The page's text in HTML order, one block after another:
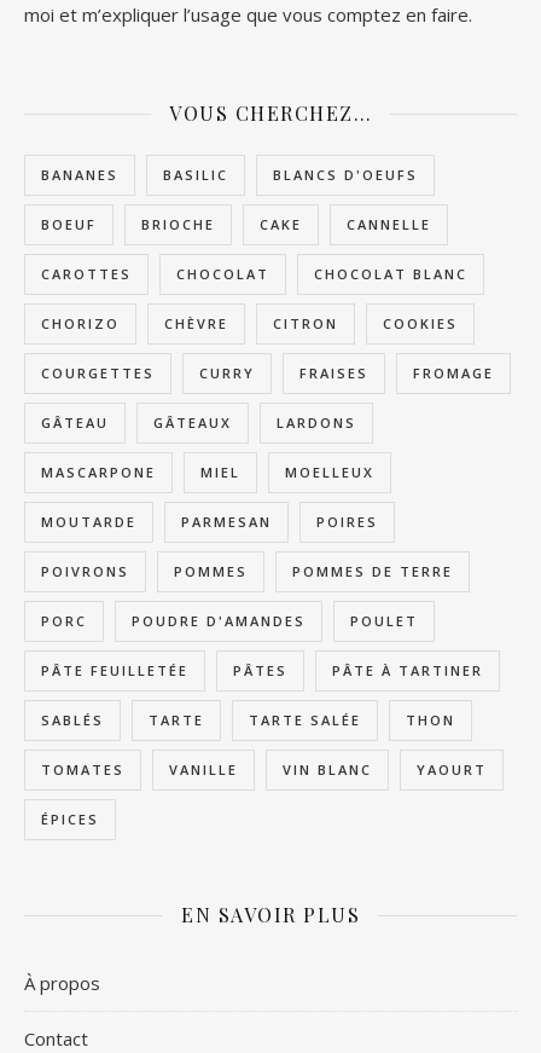
moi et m’expliquer l’usage que vous comptez en faire.
VOUS CHERCHEZ…
BANANES BASILIC BLANCS D'OEUFS
BOEUF BRIOCHE CAKE CANNELLE
CAROTTES CHOCOLAT CHOCOLAT BLANC
CHORIZO CHÈVRE CITRON COOKIES
COURGETTES CURRY FRAISES FROMAGE
GÂTEAU GÂTEAUX LARDONS
MASCARPONE MIEL MOELLEUX
MOUTARDE PARMESAN POIRES
POIVRONS POMMES POMMES DE TERRE
PORC POUDRE D'AMANDES POULET
PÂTE FEUILLETÉE PÂTES PÂTE À TARTINER
SABLÉS TARTE TARTE SALÉE THON
TOMATES VANILLE VIN BLANC YAOURT
ÉPICES
EN SAVOIR PLUS
À propos
Contact